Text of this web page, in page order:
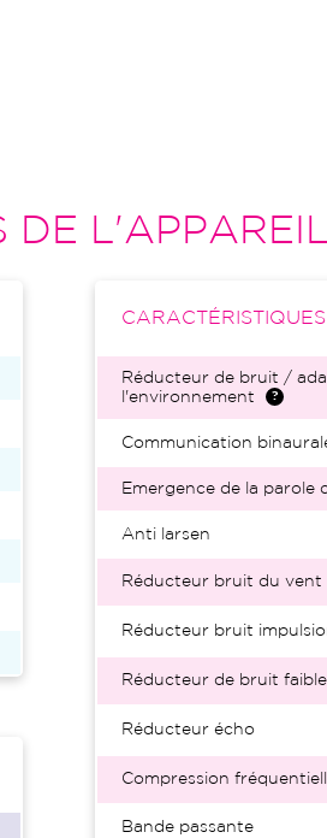
DE L'APPAREIL
CARACTÉRISTIQUES
Réducteur de bruit /
l'environnement
Communication
Emergence de la parole
Anti larsen
Réducteur bruit du vent
Réducteur bruit
Réducteur de bruit faible
Réducteur écho
Compression
Bande passante